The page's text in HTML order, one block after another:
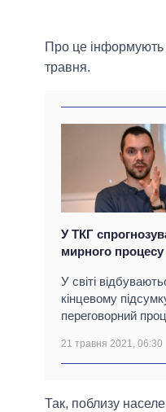
Про це
травня.
У ТКГ
мирного
У світі
кінцевому
переговорний
21 травня 2021, 06:30
Так, поблизу